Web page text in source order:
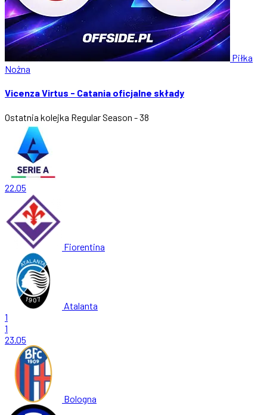
Piłka
Nożna
Vicenza Virtus - Catania oficjalne składy
Ostatnia kolejka Regular Season - 38
22.05
Fiorentina
Atalanta
1
1
23.05
Bologna